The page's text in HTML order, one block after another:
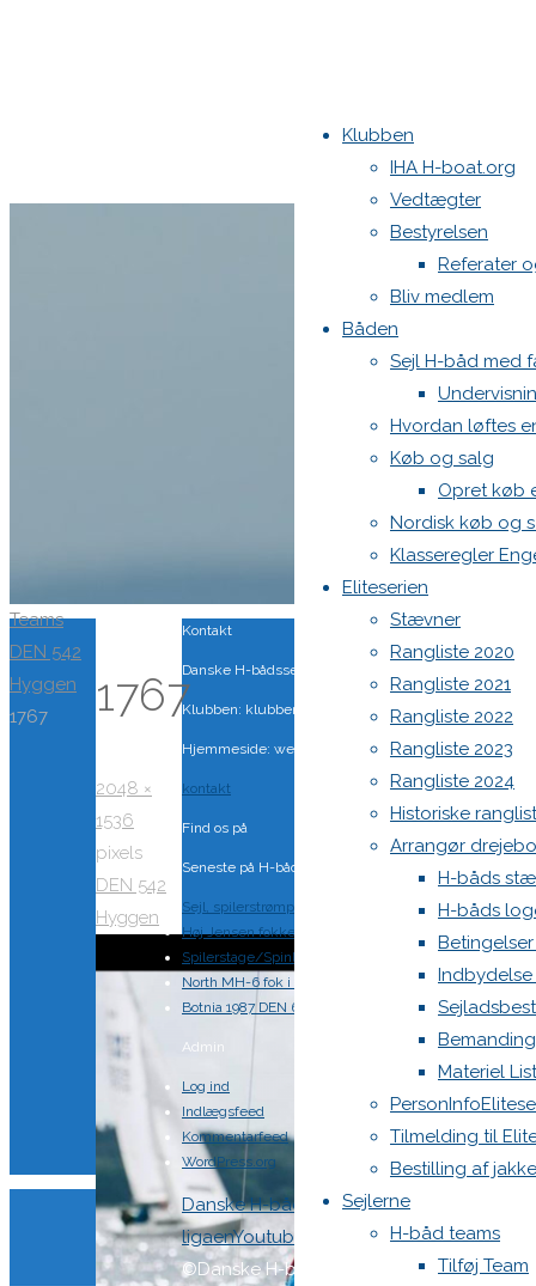
Klubben
IHA H-boat.org
Vedtægter
Bestyrelsen
Referater
Bliv medlem
Båden
Sejl H-båd med
Hvordan løftes
Køb og salg
Opret køb
Nordisk køb og
Klasseregler
Eliteserien
Stævner
Rangliste 2020
Rangliste 2021
Rangliste 2022
Rangliste 2023
Rangliste 2024
Historiske
Arrangør
H-båds
H-båds
Bemanding
Materiel
Tilmelding til
Bestilling af
Sejlerne
H-båd teams
Tilføj Team
Home
Teams
DEN 542
Hyggen
1767
1767
Full
size
2048 ×
1536
pixels
DEN 542
Hyggen
Kontakt
Danske H-bådssejlere
Klubben: klubben@H-båd.dk
Hjemmeside: web@H-båd.dk
kontakt
Find os på
Seneste på H-båd.dk
Sejl, spilerstrømpe og rullefok-presenning til H-båd:
Høj Jensen fokke til salg
Spilerstage/Spinlock jollevest xl
North MH-6 fok i fin kapsejlads-stand sælges
Botnia 1987 DEN 613
Admin
Log ind
Indlægsfeed
Kommentarfeed
WordPress.org
Back
to
Top
Danske H-bådssejlereH-båd
ligaenYoutube
©Danske H-bådssejlere